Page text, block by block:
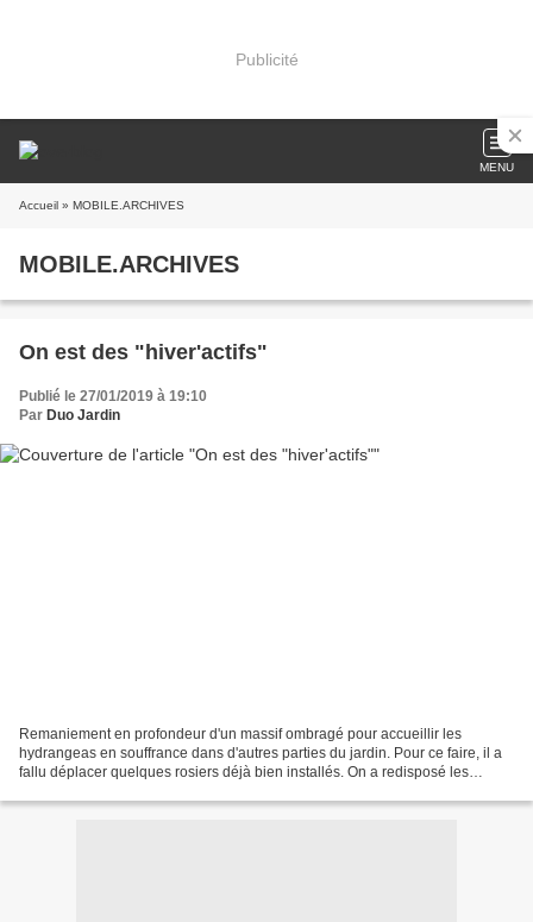
Publicité
MENU
Accueil » MOBILE.ARCHIVES
MOBILE.ARCHIVES
On est des "hiver'actifs"
Publié le 27/01/2019 à 19:10
Par Duo Jardin
Remaniement en profondeur d'un massif ombragé pour accueillir les
hydrangeas en souffrance dans d'autres parties du jardin. Pour ce faire, il a
fallu déplacer quelques rosiers déjà bien installés. On a redisposé les